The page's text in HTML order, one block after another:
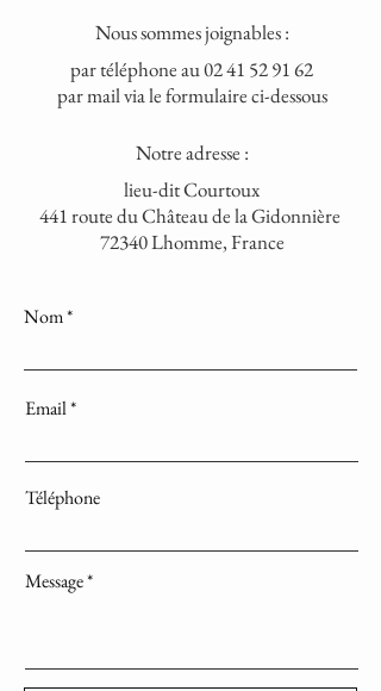
Nous sommes joignables :
par téléphone au02 41 52 91 62
par mail via le formulaire ci-dessous
Notre adresse :
lieu-dit Courtoux
441 route du Château de la Gidonnière
72340 Lhomme, France
Nom
Email
Téléphone
Message